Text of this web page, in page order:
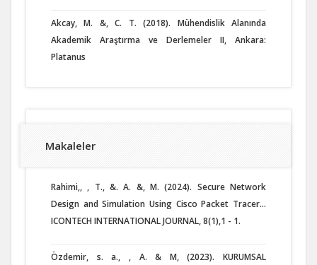
Akcay, M. &, C. T. (2018). Mühendislik Alanında
Akademik Araştırma ve Derlemeler II, Ankara:
Platanus
Makaleler
Rahimi,, , T., &. A. &, M. (2024). Secure Network
Design and Simulation Using Cisco Packet Tracer...
ICONTECH INTERNATIONAL JOURNAL, 8(1),1 - 1.
Özdemir, s. a., , A. & M, (2023). KURUMSAL